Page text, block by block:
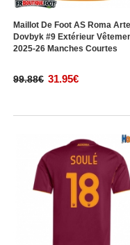
Maillot De Foot AS Roma
Dovbyk #9 Extérieur
2025-26 Manches Courtes
99.88€ 31.95€